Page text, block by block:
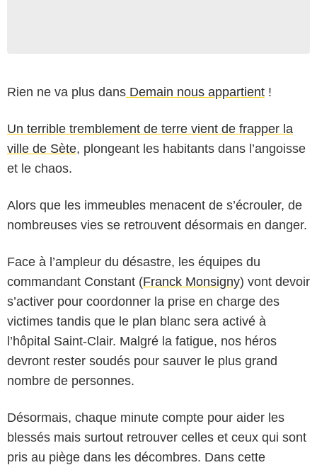
Rien ne va plus dans Demain nous appartient !
Un terrible tremblement de terre vient de frapper la
ville de Sète, plongeant les habitants dans l’angoisse
et le chaos.
Alors que les immeubles menacent de s’écrouler, de
nombreuses vies se retrouvent désormais en danger.
Face à l’ampleur du désastre, les équipes du
commandant Constant (Franck Monsigny) vont devoir
s’activer pour coordonner la prise en charge des
victimes tandis que le plan blanc sera activé à
l’hôpital Saint-Clair. Malgré la fatigue, nos héros
devront rester soudés pour sauver le plus grand
nombre de personnes.
Désormais, chaque minute compte pour aider les
blessés mais surtout retrouver celles et ceux qui sont
pris au piège dans les décombres. Dans cette